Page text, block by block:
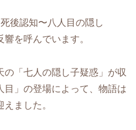
後認知〜八人目の隠し
を呼んでいます。
「七人の隠し子疑惑」が収
目」の登場によって、物語は
ました。